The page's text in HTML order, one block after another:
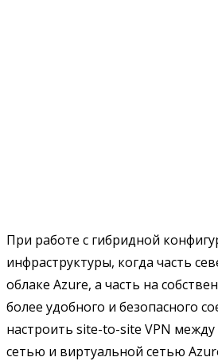
При работе с гибридной
инфраструктуры, когда часть
облаке Azure, а часть на
более удобного и безопасного
настроить site-to-site VPN
сетью и виртуальной сетью